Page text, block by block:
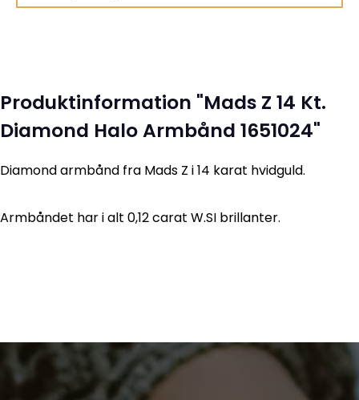
Produktinformation "Mads Z 14 Kt.
Diamond Halo Armbånd 1651024"
Diamond armbånd fra Mads Z i 14 karat hvidguld.
Armbåndet har i alt 0,12 carat W.SI brillanter.